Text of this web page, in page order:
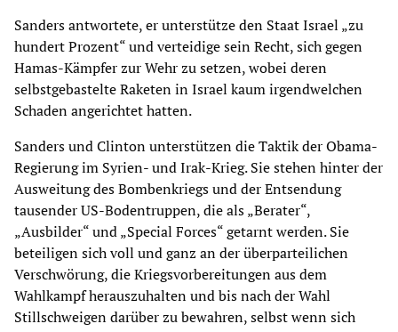
Sanders antwortete, er unterstütze den Staat Israel „zu
hundert Prozent“ und verteidige sein Recht, sich gegen
Hamas-Kämpfer zur Wehr zu setzen, wobei deren
selbstgebastelte Raketen in Israel kaum irgendwelchen
Schaden angerichtet hatten.
Sanders und Clinton unterstützen die Taktik der Obama-
Regierung im Syrien- und Irak-Krieg. Sie stehen hinter der
Ausweitung des Bombenkriegs und der Entsendung
tausender US-Bodentruppen, die als „Berater“,
„Ausbilder“ und „Special Forces“ getarnt werden. Sie
beteiligen sich voll und ganz an der überparteilichen
Verschwörung, die Kriegsvorbereitungen aus dem
Wahlkampf herauszuhalten und bis nach der Wahl
Stillschweigen darüber zu bewahren, selbst wenn sich